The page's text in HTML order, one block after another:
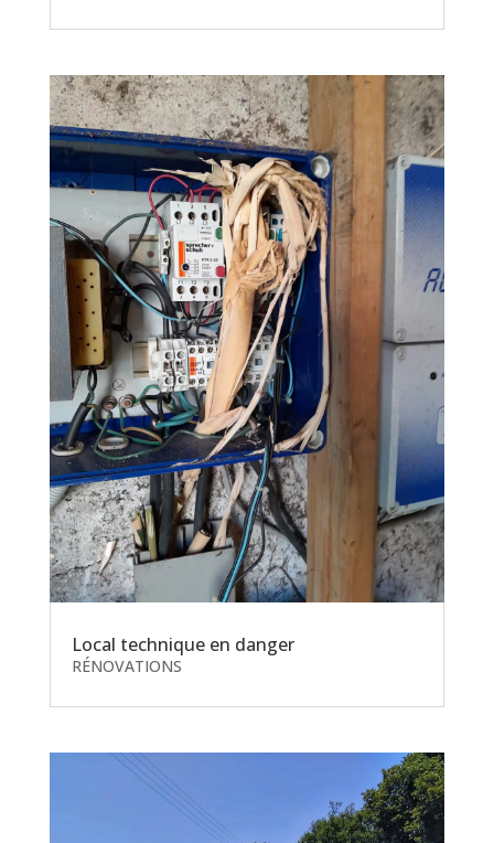
Local technique en danger
RÉNOVATIONS